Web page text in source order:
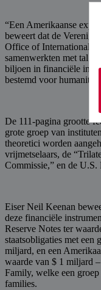
“Een Amerikaanse
beweert dat de
Office of International
samenwerkten met tal
biljoen in financiële
bestemd voor
De 111-pagina grootte
grote groep van
theoretici worden
vrijmetselaars, de
Commissie,” en de U.S.
Eiser Neil Keenan
deze financiële
Reserve Notes ter
staatsobligaties met een
miljard, en een
waarde van $ 1 miljard
Family, welke een
families.